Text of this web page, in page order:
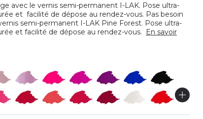
avec le vernis semi-permanent I-LAK. Pose ultra-
et facilité de dépose au rendez-vous. Pas besoin
semi-permanent I-LAK Pine Forest. Pose ultra-
et facilité de dépose au rendez-vous.
En savoir